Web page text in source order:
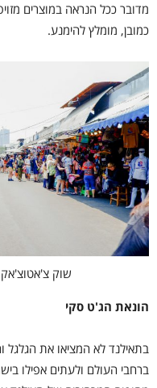
מדובר ככל הנראה במוצרים
כמובן, מומלץ להימנע.
שוק צ'אטוצ'אק
הונאת הג'ט סקי
בתאילנד לא המציאו את הגלגל
ברחבי העולם ולעתים אפילו